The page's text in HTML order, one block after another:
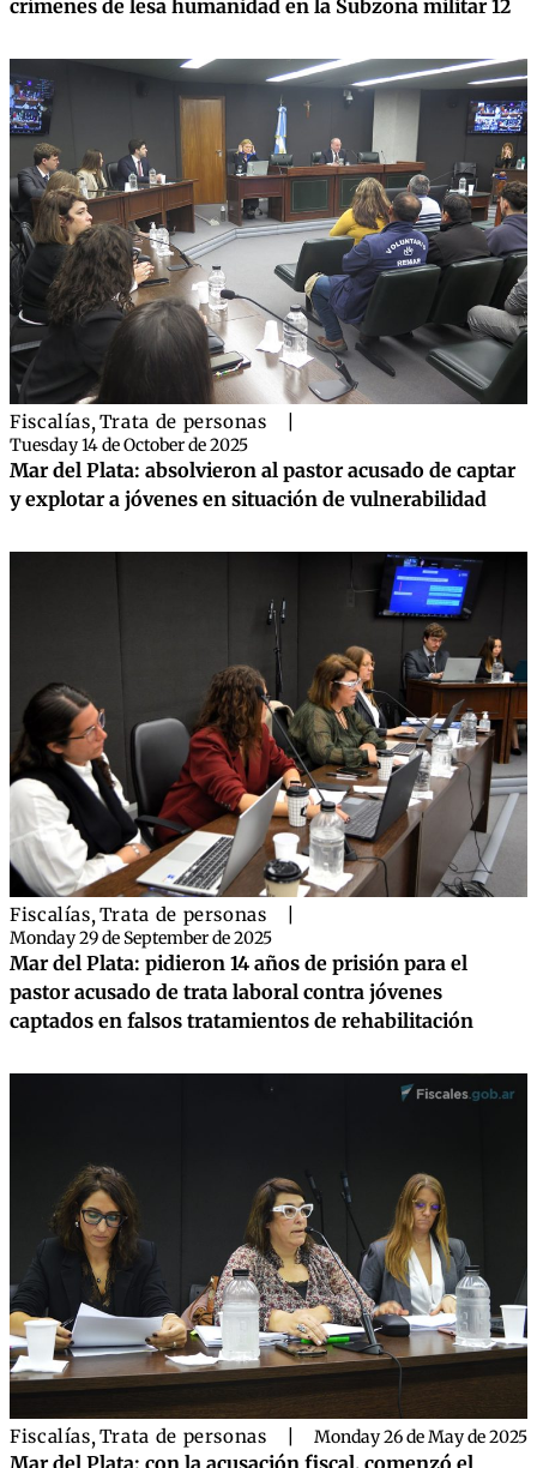
crímenes de lesa humanidad en la Subzona militar 12
Fiscalías,Trata de personas
Tuesday 14 de October de 2025
Mar del Plata: absolvieron al pastor acusado de captar
y explotar a jóvenes en situación de vulnerabilidad
Fiscalías,Trata de personas
Monday 29 de September de 2025
Mar del Plata: pidieron 14 años de prisión para el
pastor acusado de trata laboral contra jóvenes
captados en falsos tratamientos de rehabilitación
Fiscalías,Trata de personas Monday 26 de May de 2025
Mar del Plata: con la acusación fiscal, comenzó el